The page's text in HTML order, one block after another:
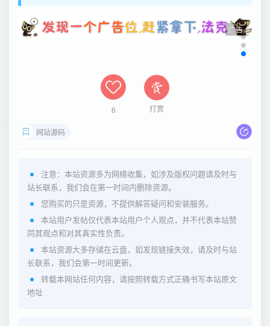
广告
6 打赏
网站源码
注意：本站资源多为网络收集，如涉及版权问题请及时与
站长联系，我们会在第一时间内删除资源。
您购买的只是资源，不提供解答疑问和安装服务。
本站用户发帖仅代表本站用户个人观点，并不代表本站赞
同其观点和对其真实性负责。
本站资源大多存储在云盘，如发现链接失效，请及时与站
长联系，我们会第一时间更新。
转载本网站任何内容，请按照转载方式正确书写本站原文
地址